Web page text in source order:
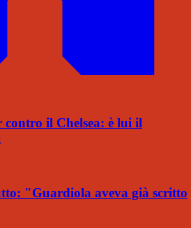
il Chelsea: è lui il
"Guardiola aveva già scritto